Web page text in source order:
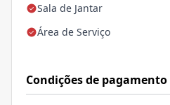
Sala de Jantar
Área de Serviço
Condições de pagamento